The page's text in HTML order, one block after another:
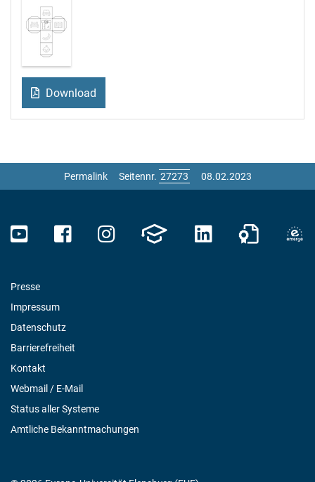
Download
Permalink Seitennr. 08.02.2023
Presse
Impressum
Datenschutz
Barrierefreiheit
Kontakt
Webmail / E-Mail
Status aller Systeme
Amtliche Bekanntmachungen